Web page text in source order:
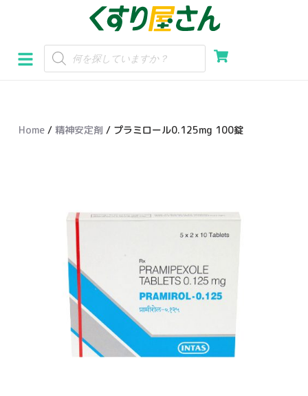
ン
テ
スHome / 精神安定剤 / プラミロール0.125mg 100錠